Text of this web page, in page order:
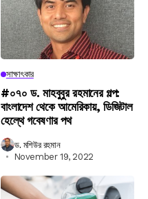
সাক্ষাৎকার
#০৭০ ড. মাহবুবুর রহমানের গল্প:
বাংলাদেশ থেকে আমেরিকায়, ডিজিটাল
হেল্থে গবেষণার পথ
ড. মশিউর রহমান
November 19, 2022